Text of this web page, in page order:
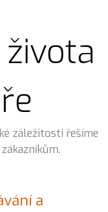
záležitosti řešíme
a